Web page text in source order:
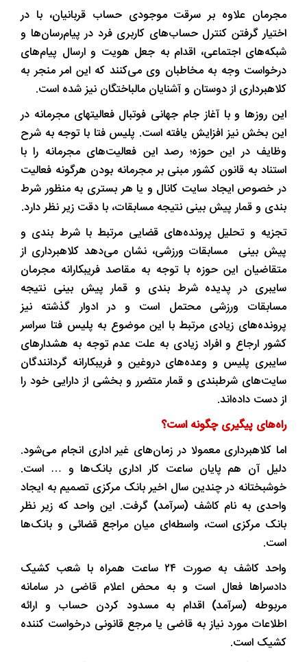
مجرمان علاوه بر سرقت موجودی حساب قربانیان، با در
اختیار گرفتن کنترل حساب‌های کاربری فرد در پیام‌رسان‌ها و
شبکه‌های اجتماعی، اقدام به جعل هویت و ارسال پیام‌های
درخواست وجه به مخاطبان وی می‌کنند که این امر منجر به
کلاهبرداری از دوستان و آشنایان مالباختگان نیز شده است.
این روزها و با آغاز جام جهانی فوتبال فعالیتهای مجرمانه در
این بخش نیز افزایش یافته است. پلیس فتا با توجه به شرح
وظایف در این حوزه؛ رصد این فعالیت‌های مجرمانه را با
استناد به قانون کشور مبنی بر مجرمانه بودن هرگونه فعالیت
در خصوص ایجاد سایت کانال و یا هر بستری به منظور شرط
بندی و قمار پیش بینی نتیجه مسابقات، با دقت زیر نظر دارد.
تجزیه و تحلیل پرونده‌های قضایی مرتبط با شرط بندی و
پیش بینی مسابقات ورزشی، نشان می‌دهد کلاهبرداری از
متقاضیان این حوزه با توجه به مقاصد فریبکارانه مجرمان
سایبری در پدیده شرط بندی و قمار پیش بینی نتیجه
مسابقات ورزشی محتمل است و در ادوار گذشته نیز
پرونده‌های زیادی مرتبط با این موضوع به پلیس فتا سراسر
کشور ارجاع و افراد زیادی به علت عدم توجه به هشدارهای
سایبری پلیس و وعده‌های دروغین و فریبکارانه گردانندگان
سایت‌های شرطبندی و قمار متضرر و بخشی از دارایی خود را
از دست داده‌اند.
راه‌های پیگیری چگونه است؟
اما کلاهبرداری معمولا در زمان‌های غیر اداری انجام می‌شود.
دلیل آن هم پایان ساعت کار اداری بانک‌ها و … است.
خوشبختانه در چندین سال اخیر بانک مرکزی تصمیم به ایجاد
واحدی به نام کاشف (سرآمد) گرفت. این واحد که زیر نظر
بانک مرکزی است، واسطه‌ای میان مراجع قضائی و بانک‌ها
است.
واحد کاشف به صورت ۲۴ ساعت همراه با شعب کشیک
دادسراها فعال است و به محض اعلام قاضی در سامانه
مربوطه (سرآمد) اقدام به مسدود کردن حساب و ارائه
اطلاعات مورد نیاز به قاضی یا مرجع قانونی درخواست کننده
کشیک است.